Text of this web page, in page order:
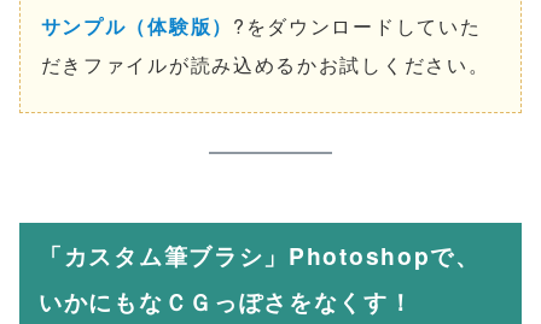
サンプル（体験版） ?をダウンロードしていた
だきファイルが読み込めるかお試しください。
「カスタム筆ブラシ」Photoshopで、
いかにもなＣＧっぽさをなくす！